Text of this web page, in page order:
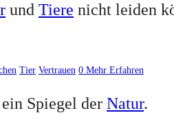
und Tiere nicht leiden
Tier Vertrauen 0 Mehr Erfahren
Spiegel der Natur.